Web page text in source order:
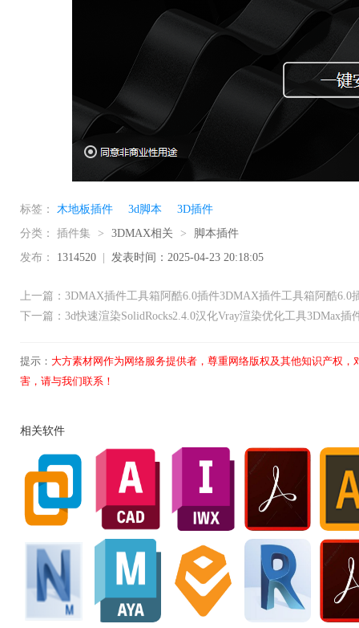
标签： 木地板插件 3d脚本
3D插件
分类： 插件集 > 3DMAX相关 >
脚本插件
发布： 1314520 发表时间：2025-04-23 20:18:05
上一篇：3DMAX插件工具箱阿酷6.0插件3DMAX插件工具箱阿酷6.0
下一篇：3d快速渲染SolidRocks2.4.0汉化Vray渲染优化工具3DMax插
提示： 大方素材网作为网络服务提供者，尊重网络版权及其他知识产权
害，请与我们联系！
相关软件